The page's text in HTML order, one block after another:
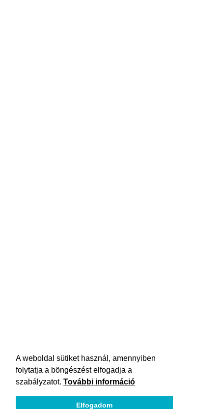
A weboldal sütiket használ, amennyiben
folytatja a böngészést elfogadja a
szabályzatot. További információ
Elfogadom